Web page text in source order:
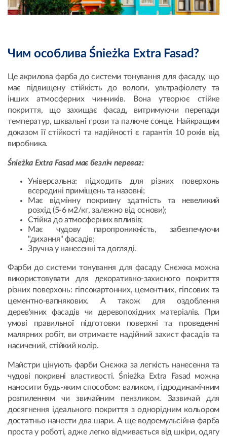
Чим особлива Śnieżka Extra Fasad?
Це акрилова фарба до системи тонування для фасаду, що
має підвищену стійкість до вологи, ультрафіолету та
інших атмосферних чинників. Вона утворює стійке
покриття, що захищає фасад, витримуючи перепади
температур, шквальні грози та палюче сонце. Найкращим
доказом її стійкості та надійності є гарантія 10 років від
виробника.
Śnieżka Extra Fasad має безліч переваг:
Універсальна: підходить для різних поверхонь
всередині приміщень та назовні;
Має відмінну покривну здатність та невеликий
розхід (5-6 м2/кг, залежно від основи);
Стійка до атмосферних впливів;
Має чудову паропроникність, забезпечуючи
"дихання" фасадів;
Зручна у нанесенні та догляді.
Фарби до системи тонування для фасаду Снєжка можна
використовувати для декоративно-захисного покриття
різних поверхонь: гіпсокартонних, цементних, гіпсових та
цементно-вапнякових. А також для оздоблення
дерев'яних фасадів чи деревопохідних матеріалів. При
умові правильної підготовки поверхні та проведенні
малярних робіт, ви отримаєте надійний захист фасадів та
насичений, стійкий колір.
Майстри цінують фарби Снєжка за легкість нанесення та
чудові покривні властивості. Śnieżka Extra Fasad можна
наносити будь-яким способом: валиком, гідродинамічним
розпиленням чи звичайним пензликом. Зазвичай для
досягнення ідеального покриття з однорідним кольором
достатньо нанести два шари. А ще водоемульсійна фарба
проста у роботі, адже легко відмивається від шкіри, одягу